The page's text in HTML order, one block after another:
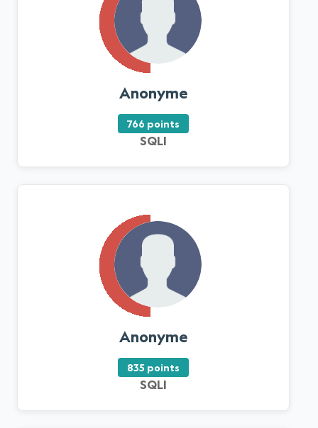
Anonyme
766 points
SQLI
Anonyme
835 points
SQLI